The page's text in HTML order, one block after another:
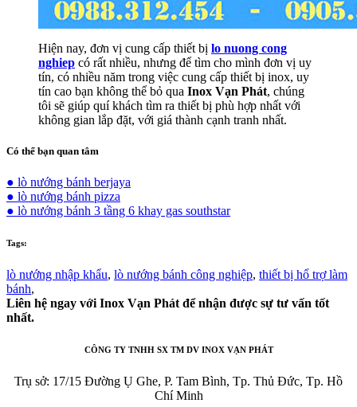
Hiện nay, đơn vị cung cấp thiết bị lo nuong cong
nghiep có rất nhiều, nhưng để tìm cho mình đơn vị uy
tín, có nhiều năm trong việc cung cấp thiết bị inox, uy
tín cao bạn không thể bỏ qua Inox Vạn Phát, chúng
tôi sẽ giúp quí khách tìm ra thiết bị phù hợp nhất với
không gian lắp đặt, với giá thành cạnh tranh nhất.
Có thể bạn quan tâm
● lò nướng bánh berjaya
● lò nướng bánh pizza
● lò nướng bánh 3 tầng 6 khay gas southstar
Tags:
lò nướng nhập khẩu, lò nướng bánh công nghiệp, thiết bị hổ trợ làm
bánh,
Liên hệ ngay với Inox Vạn Phát để nhận được sự tư vấn tốt
nhất.
CÔNG TY TNHH SX TM DV INOX VẠN PHÁT
Trụ sở: 17/15 Đường Ụ Ghe, P. Tam Bình, Tp. Thủ Đức, Tp. Hồ
Chí Minh